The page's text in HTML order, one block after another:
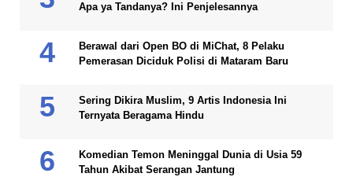
Apa ya Tandanya? Ini Penjelesannya
Berawal dari Open BO di MiChat, 8 Pelaku
Pemerasan Diciduk Polisi di Mataram Baru
Sering Dikira Muslim, 9 Artis Indonesia Ini
Ternyata Beragama Hindu
Komedian Temon Meninggal Dunia di Usia 59
Tahun Akibat Serangan Jantung